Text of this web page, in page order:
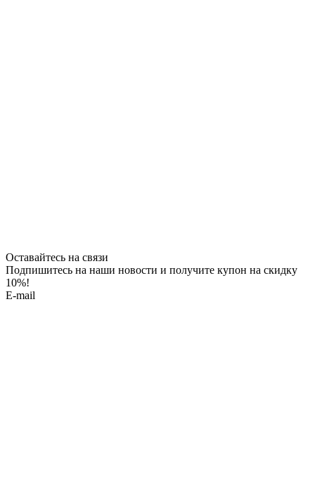
Оставайтесь на связи
Подпишитесь на наши новости и получите купон на скидку
10%!
E-mail